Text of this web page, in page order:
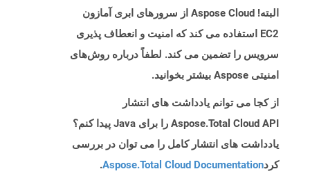
البته! Aspose Cloud از سرورهای ابری آمازون
EC2 استفاده می کند که امنیت و انعطاف پذیری
سرویس را تضمین می کند. لطفاً درباره روش‌های
امنیتی Aspose بیشتر بخوانید.
از کجا می توانم یادداشت های انتشار
Aspose.Total Cloud API را برای Java پیدا کنم؟
یادداشت های انتشار کامل را می توان در بررسی
کردAspose.Total Cloud Documentation
.